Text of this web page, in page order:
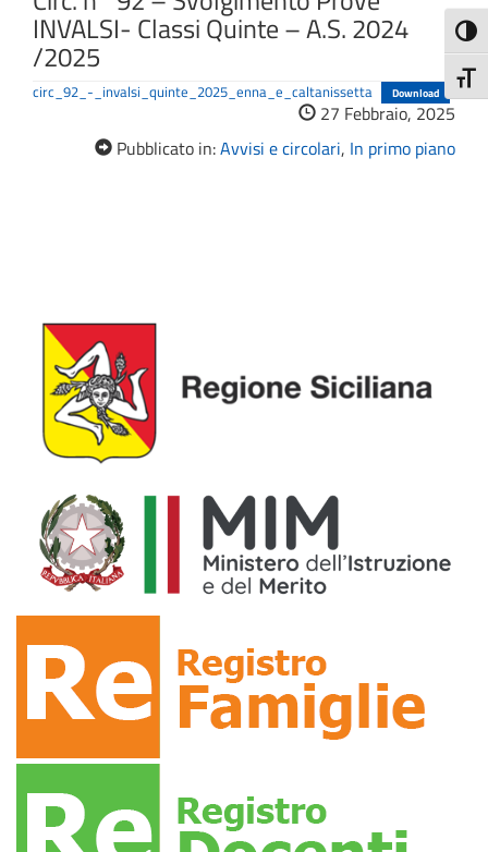
INVALSI- Classi Quinte – A.S. 2024
/2025
circ_92_-_invalsi_quinte_2025_enna_e_caltanissetta Download
27 Febbraio, 2025
Pubblicato in:Avvisi e circolari, In primo piano